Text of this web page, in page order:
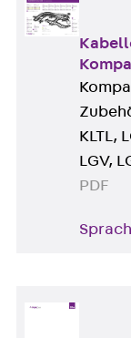
KLTL,
LGV,
PDF